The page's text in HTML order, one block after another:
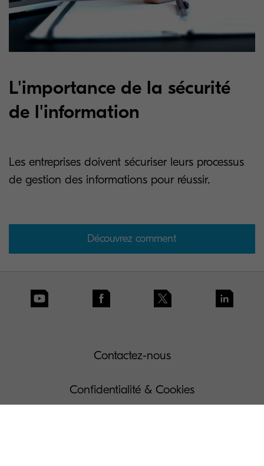
L'importance de la sécurité
de l'information
Les entreprises doivent sécuriser leurs processus
de gestion des informations pour réussir.
Découvrez comment
Contactez-nous
Confidentialité & Cookies